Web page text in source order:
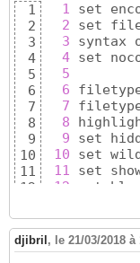
1
2
3
4
5
6
7
8
9
10
11
12
14
15
16
1 set
2 set
3 syntax
4 set
5
6
7
8
9 set
10 set
11 set
12 set
14 set
15 set
16 set
djibril , le 21/03/2018 à